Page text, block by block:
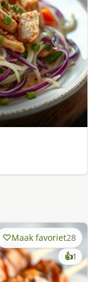
Maak favoriet28
👍1